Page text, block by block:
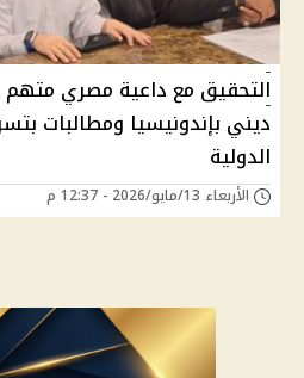
التحقيق مع داعية مصري
ديني بإندونيسيا ومطالبات
الدولية
الأربعاء 13/مايو/2026 - 12:37 م